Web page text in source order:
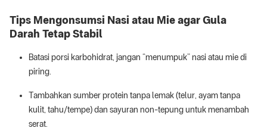
Tips Mengonsumsi Nasi atau Mie agar Gula
Darah Tetap Stabil
Batasi porsi karbohidrat, jangan “menumpuk” nasi atau mie di
piring.
Tambahkan sumber protein tanpa lemak (telur, ayam tanpa
kulit, tahu/tempe) dan sayuran non-tepung untuk menambah
serat.